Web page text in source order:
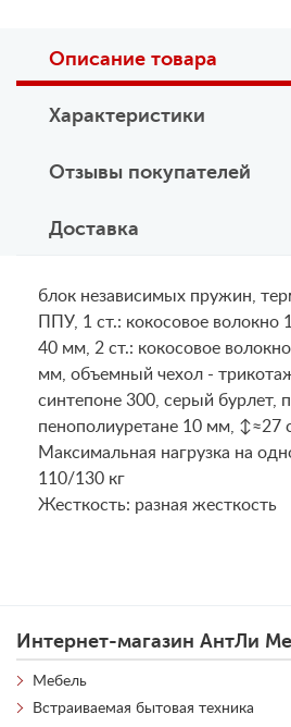
Описание товара
Характеристики
Отзывы покупателей
Доставка
блок независимых пружин,
ППУ, 1 ст.: кокосовое
40 мм, 2 ст.: кокосовое
мм, объемный чехол -
синтепоне 300, серый бурлет,
пенополиуретане 10 мм, ↕≈27
Maксимальная нагрузка на
110/130 кг
Жесткость: разная жесткость
Интернет-магазин АнтЛи
Мебель
Встраиваемая бытовая техника